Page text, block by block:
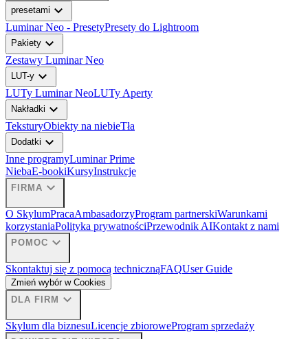
presetami expand_more
Luminar Neo - PresetyPresety do Lightroom
Pakiety expand_more
Zestawy Luminar Neo
LUT-y expand_more
LUTy Luminar NeoLUTy Aperty
Nakładki expand_more
TeksturyObiekty na niebieTła
Dodatki expand_more
Inne programyLuminar Prime
NiebaE-bookiKursyInstrukcje
FIRMA expand_more
O SkylumPracaAmbasadorzyProgram partnerskiWarunkami
korzystaniaPolityka prywatnościPrzewodnik AIKontakt z nami
POMOC expand_more
Skontaktuj się z pomocą technicznąFAQUser Guide
Zmień wybór w Cookies
DLA FIRM expand_more
Skylum dla biznesuLicencje zbioroweProgram sprzedaży